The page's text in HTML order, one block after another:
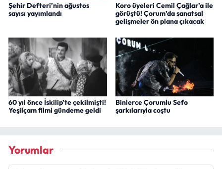
Şehir Defteri’nin ağustos
sayısı yayımlandı
Koro üyeleri Cemil Çağlar’a ile
görüştü! Çorum’da sanatsal
gelişmeler ön plana çıkacak
60 yıl önce İskilip’te çekilmişti!
Yeşilçam filmi gündeme geldi
Binlerce Çorumlu Sefo
şarkılarıyla coştu
Yorumlar